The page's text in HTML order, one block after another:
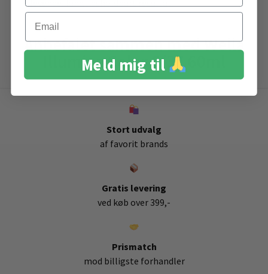
levende, langtidsholdbart resultat.
Anbefalet sammen med Wella
Illumina Color 6/37 60ml
Stort udvalg
af favorit brands
Gratis levering
ved køb over 399,-
Prismatch
mod billigste forhandler
Email
Meld mig til